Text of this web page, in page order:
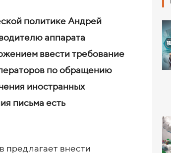
политике Андрей
аппарата
ввести требование
по обращению
иностранных
письма есть
предлагает внести